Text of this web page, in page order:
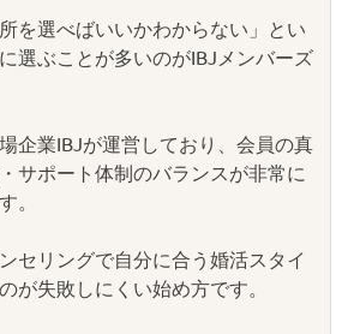
を選べばいいかわからない」とい
選ぶことが多いのがIBJメンバーズ
企業IBJが運営しており、会員の真
サポート体制のバランスが非常に
。
セリングで自分に合う婚活スタイ
が失敗しにくい始め方です。